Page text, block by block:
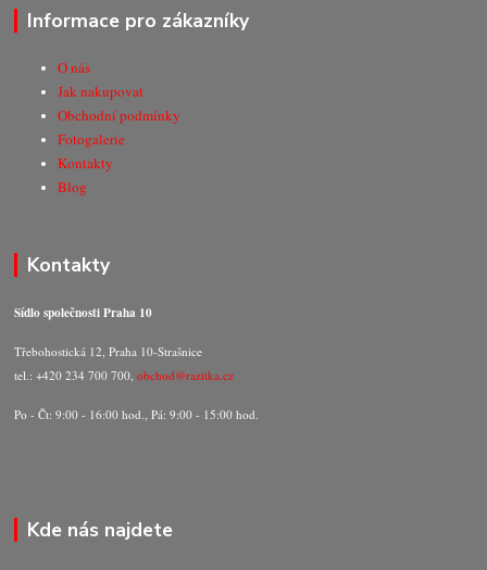
Informace pro zákazníky
O nás
Jak nakupovat
Obchodní podmínky
Fotogalerie
Kontakty
Blog
Kontakty
Sídlo společnosti Praha 10
Třebohostická 12, Praha 10-Strašnice
tel.: +420 234 700 700,obchod@razitka.cz
Po - Čt: 9:00 - 16:00 hod., Pá: 9:00 - 15:00 hod.
Kde nás najdete